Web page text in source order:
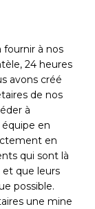
fournir à nos
24 heures
avons créé
de nos
à
en
en
qui sont là
et que leurs
possible.
une mine